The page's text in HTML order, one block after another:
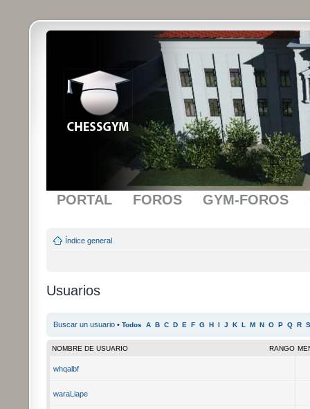
PORTAL FOROS GYM-FOROS
Índice general
Usuarios
Buscar un usuario • Todos A B C D E F G H I J K L M N O P Q R S
RANGO
NOMBRE DE USUARIO
whqalbf
waraLiape